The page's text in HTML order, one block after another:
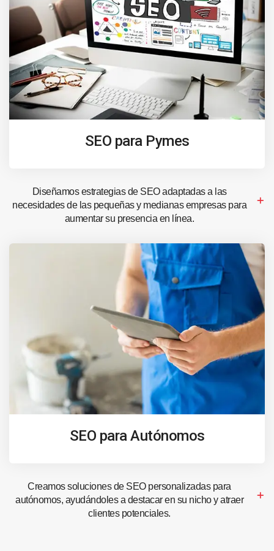
SEO para Pymes
Diseñamos estrategias de SEO adaptadas a las
necesidades de las pequeñas y medianas empresas para
aumentar su presencia en línea.
SEO para Autónomos
Creamos soluciones de SEO personalizadas para
autónomos, ayudándoles a destacar en su nicho y atraer
clientes potenciales.